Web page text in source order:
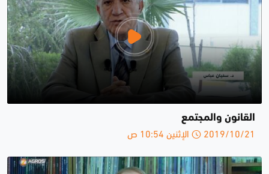
القانون والمجتمع
2019/10/21 الإثنين 10:54 ص